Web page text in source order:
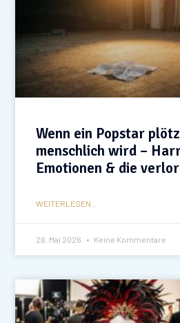
Wenn ein Popstar
menschlich wird –
Emotionen & die
WEITERLESEN...
26. Mai 2026 Keine Kommentare